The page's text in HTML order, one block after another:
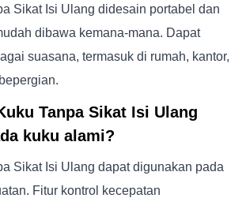
Sikat Isi Ulang didesain portabel dan
dibawa kemana-mana. Dapat
suasana, termasuk di rumah, kantor,
Tanpa Sikat Isi Ulang
kuku alami?
Sikat Isi Ulang dapat digunakan pada
Fitur kontrol kecepatan